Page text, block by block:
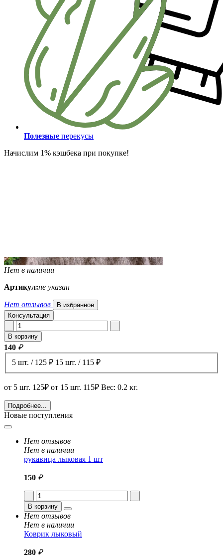
Полезные перекусы
Начислим 1% кэшбека при покупке!
Нет в наличии
Артикул:не указан
Нет отзывов
В избранное
Консультация
В корзину
140 ₽
5 шт. / 125 ₽ 15 шт. / 115 ₽
от 5 шт. 125₽ от 15 шт. 115₽ Вес: 0.2 кг.
Подробнее...
Новые поступления
Нет отзывов
Нет в наличии
рукавица лыковая 1 шт
150 ₽
В корзину
Нет отзывов
Нет в наличии
Коврик лыковый
280 ₽